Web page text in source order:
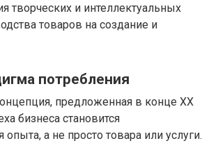
творческих и интеллектуальных
товаров на создание и
потребления
предложенная в конце XX
бизнеса становится
а не просто товара или услуги.